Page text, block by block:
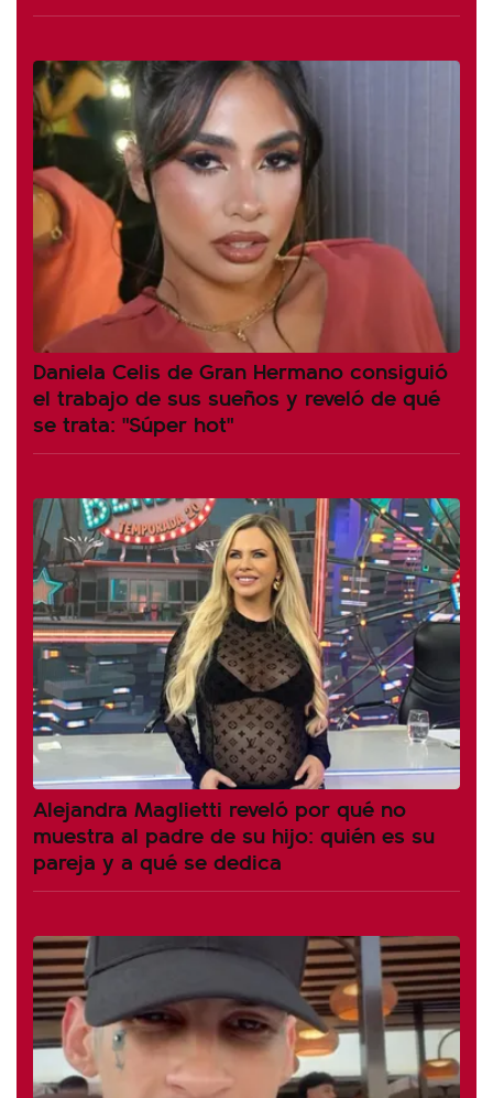
Daniela Celis de Gran Hermano consiguió
el trabajo de sus sueños y reveló de qué
se trata: "Súper hot"
Alejandra Maglietti reveló por qué no
muestra al padre de su hijo: quién es su
pareja y a qué se dedica